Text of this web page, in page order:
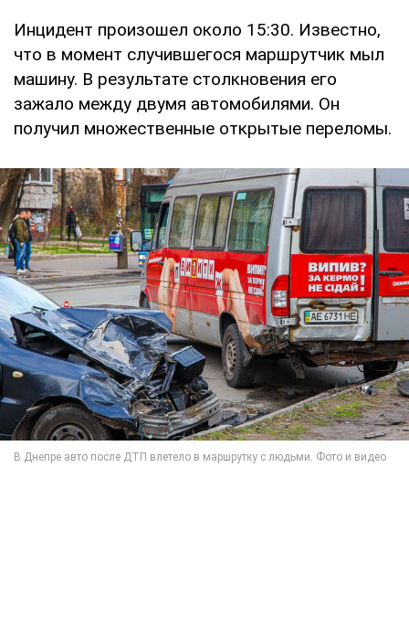
Инцидент произошел около 15:30. Известно,
что в момент случившегося маршрутчик мыл
машину. В результате столкновения его
зажало между двумя автомобилями. Он
получил множественные открытые переломы.